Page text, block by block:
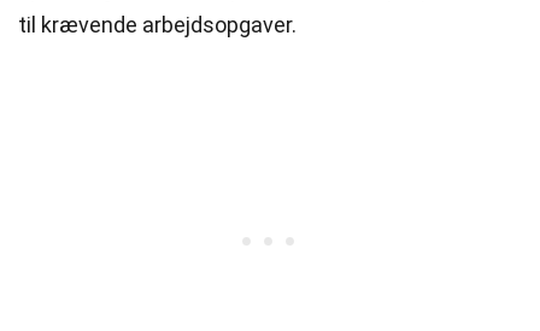
til krævende arbejdsopgaver.